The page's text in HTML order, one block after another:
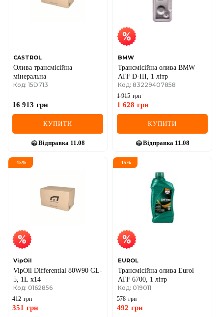
CASTROL
Олива трансмісійна
мінеральна
Код: 15D713
16 913 грн
КУПИТИ
Відправка 11.08
BMW
Трансмісійна олива BMW
ATF D-III, 1 літр
Код: 83229407858
1 915 грн
1 628 грн
КУПИТИ
Відправка 11.08
-15%
VipOil
VipOil Differential 80W90 GL-
5, 1L x14
Код: 0162856
412 грн
351 грн
-15%
EUROL
Трансмісійна олива Eurol
ATF 6700, 1 літр
Код: 019011
578 грн
492 грн